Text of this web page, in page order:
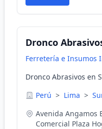
Dronco
Ferretería e Insumos
Dronco Abrasivos en
Perú > Lima >
Avenida Angamos
Comercial Plaza